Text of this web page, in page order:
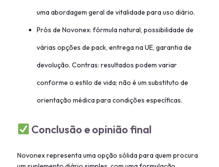
uma abordagem geral de vitalidade para uso diário.
Prós de Novonex: fórmula natural, possibilidade de
várias opções de pack, entrega na UE, garantia de
devolução. Contras: resultados podem variar
conforme o estilo de vida; não é um substituto de
orientação médica para condições específicas.
Conclusão e opinião final
Novonex representa uma opção sólida para quem procura